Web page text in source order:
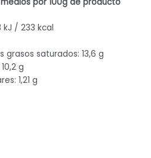
/ 233 kcal
grasos saturados: 13,6 g
g
1,21 g